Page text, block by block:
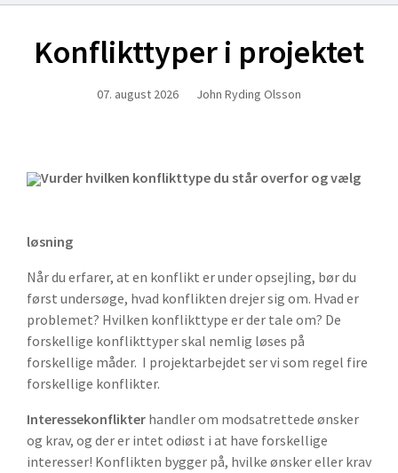
Konflikttyper i projektet
07. august 2026 John Ryding Olsson
Vurder hvilken konflikttype du står overfor og vælg
løsning
Når du erfarer, at en konflikt er under opsejling, bør du
først undersøge, hvad konflikten drejer sig om. Hvad er
problemet? Hvilken konflikttype er der tale om? De
forskellige konflikttyper skal nemlig løses på
forskellige måder. I projektarbejdet ser vi som regel fire
forskellige konflikter.
Interessekonflikter handler om modsatrettede ønsker
og krav, og der er intet odiøst i at have forskellige
interesser! Konflikten bygger på, hvilke ønsker eller krav